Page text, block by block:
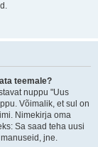
teemale?
nuppu "Uus
Võimalik, et sul on
Nimekirja oma
Sa saad teha uusi
jne.